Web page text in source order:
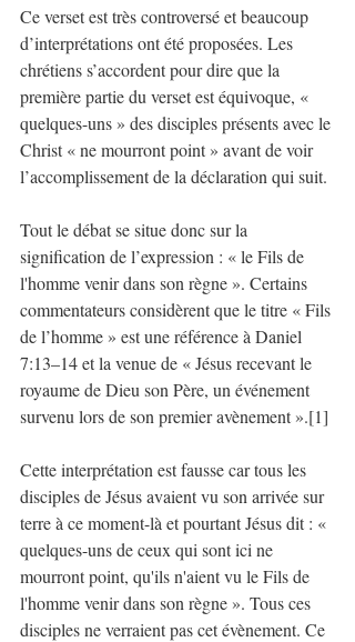
Ce verset est très controversé et beaucoup
d’interprétations ont été proposées. Les
chrétiens s’accordent pour dire que la
première partie du verset est équivoque, «
quelques-uns » des disciples présents avec le
Christ « ne mourront point » avant de voir
l’accomplissement de la déclaration qui suit.
Tout le débat se situe donc sur la
signification de l’expression : « le Fils de
l'homme venir dans son règne ». Certains
commentateurs considèrent que le titre « Fils
de l’homme » est une référence à Daniel
7:13–14 et la venue de « Jésus recevant le
royaume de Dieu son Père, un événement
survenu lors de son premier avènement ».[1]
Cette interprétation est fausse car tous les
disciples de Jésus avaient vu son arrivée sur
terre à ce moment-là et pourtant Jésus dit : «
quelques-uns de ceux qui sont ici ne
mourront point, qu'ils n'aient vu le Fils de
l'homme venir dans son règne ». Tous ces
disciples ne verraient pas cet évènement. Ce